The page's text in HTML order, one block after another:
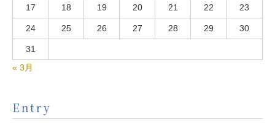
17 18 19 20 21 22 23
24 25 26 27 28 29 30
31
« 3月
Entry